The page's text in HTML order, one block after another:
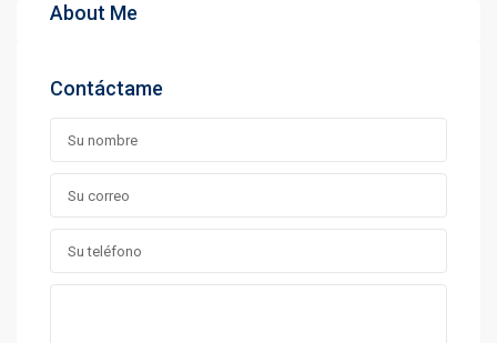
About Me
Contáctame